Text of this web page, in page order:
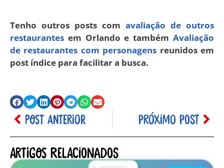
Tenho outros posts com avaliação de outros
restaurantes em Orlando e também Avaliação
de restaurantes com personagens reunidos em
post índice para facilitar a busca.
POST ANTERIOR PRÓXIMO POST
Artigos relacionados